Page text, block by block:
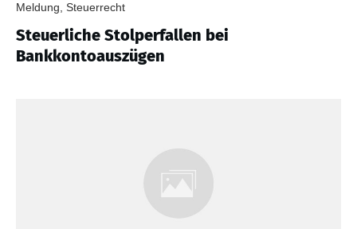
Meldung, Steuerrecht
Steuerliche Stolperfallen bei
Bankkontoauszügen